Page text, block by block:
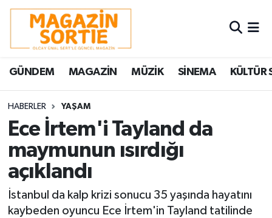
GÜNDEM MAGAZİN MÜZİK SİNEMA KÜLTÜR
HABERLER YAŞAM
Ece İrtem'i Tayland da
maymunun ısırdığı
açıklandı
İstanbul da kalp krizi sonucu 35 yaşında hayatını
kaybeden oyuncu Ece İrtem'in Tayland tatilinde
Nöbetçi Eczaneler
Hava Durumu
Trafik Durumu
Süper Lig Puan Durumu ve Fikstür
Tüm Manşetler
Son Dakika Haberleri